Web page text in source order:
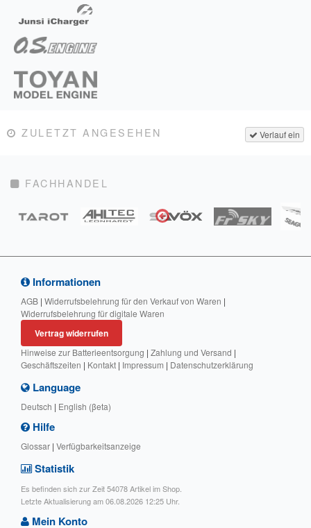
Verlauf ein
ZULETZT ANGESEHEN
FACHHANDEL
Informationen
AGB | Widerrufsbelehrung für den Verkauf von Waren |
Widerrufsbelehrung für digitale Waren
Vertrag widerrufen
Hinweise zur Batterieentsorgung | Zahlung und Versand |
Geschäftszeiten | Kontakt | Impressum | Datenschutzerklärung
Language
Deutsch | English (βeta)
Hilfe
Glossar | Verfügbarkeitsanzeige
Statistik
Es befinden sich zur Zeit 54078 Artikel im Shop.
Letzte Aktualisierung am 06.08.2026 12:25 Uhr.
Mein Konto